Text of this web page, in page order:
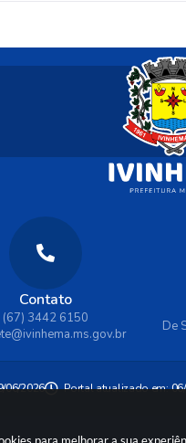
Contato
(67) 3442 6150
De
06/2026 Portal atualizado em: